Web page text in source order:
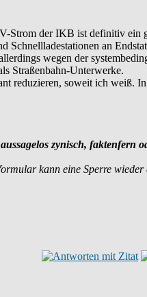
Strom der IKB ist definitiv ein
Schnellladestationen an
wegen der
Straßenbahn-Unterwerke.
reduzieren, soweit ich weiß.
zynisch, faktenfern
kann eine Sperre wieder